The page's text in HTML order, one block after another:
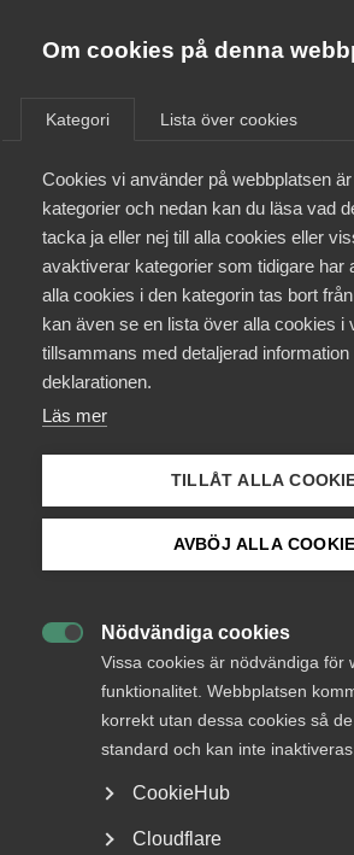
Om cookies på denna
Kategori Lista över cookies
Cookies vi använder på webbplatsen
kategorier och nedan kan du läsa vad
tacka ja eller nej till alla cookies eller
avaktiverar kategorier som tidigare har
alla cookies i den kategorin tas bort
kan även se en lista över alla cookies i
tillsammans med detaljerad
deklarationen.
Läs mer
TILLÅT ALLA
AVBÖJ ALLA
Nödvändiga cookies
Vissa cookies är nödvändiga för
funktionalitet. Webbplatsen
korrekt utan dessa cookies så
standard och kan inte inaktiveras.
CookieHub
Cloudflare
Almega Utbildning
Innovations­företagen
Kompetens­företagen
Medie­företagen
Säkerhets­företagen
Tåg­företagen
Om Almega
Aktuellt
Medlemskapet
Mina sidor
Kurser & utbildningar
Logga in på Arbetsgivarguiden
Sök på almega.se
Vissa
2015
Remiss
från
från Almega
Status
Finansdepartementet